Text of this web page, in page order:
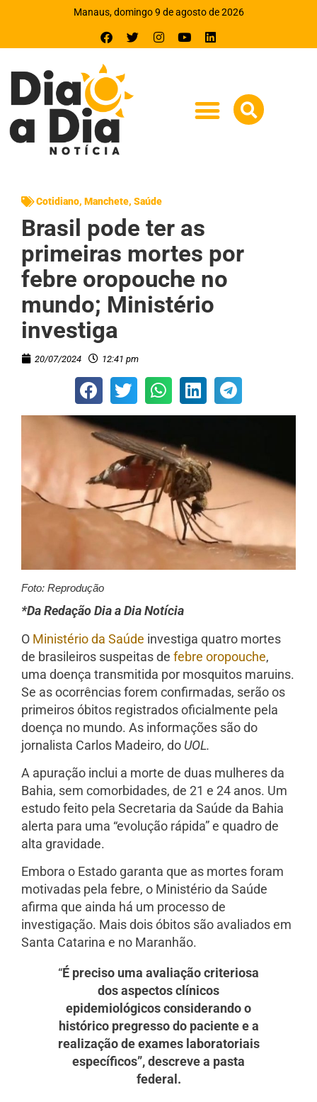
Manaus, domingo 9 de agosto de 2026
Cotidiano, Manchete, Saúde
Brasil pode ter as
primeiras mortes por
febre oropouche no
mundo; Ministério
investiga
20/07/2024 12:41 pm
Foto: Reprodução
*Da Redação Dia a Dia Notícia
O Ministério da Saúde investiga quatro mortes
de brasileiros suspeitas de febre oropouche,
uma doença transmitida por mosquitos maruins.
Se as ocorrências forem confirmadas, serão os
primeiros óbitos registrados oficialmente pela
doença no mundo. As informações são do
jornalista Carlos Madeiro, do UOL.
A apuração inclui a morte de duas mulheres da
Bahia, sem comorbidades, de 21 e 24 anos. Um
estudo feito pela Secretaria da Saúde da Bahia
alerta para uma “evolução rápida” e quadro de
alta gravidade.
Embora o Estado garanta que as mortes foram
motivadas pela febre, o Ministério da Saúde
afirma que ainda há um processo de
investigação. Mais dois óbitos são avaliados em
Santa Catarina e no Maranhão.
“É preciso uma avaliação criteriosa
dos aspectos clínicos
epidemiológicos considerando o
histórico pregresso do paciente e a
realização de exames laboratoriais
específicos”, descreve a pasta
federal.